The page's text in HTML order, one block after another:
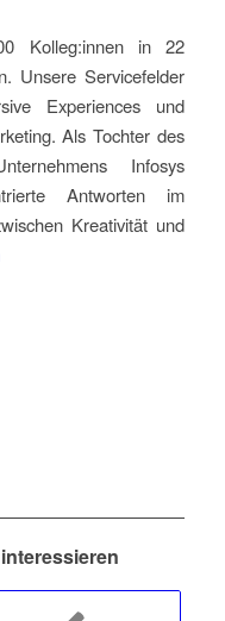
Kolleg:innen in 22
Unsere Servicefelder
Experiences und
Als Tochter des
Infosys
Antworten im
Kreativität und